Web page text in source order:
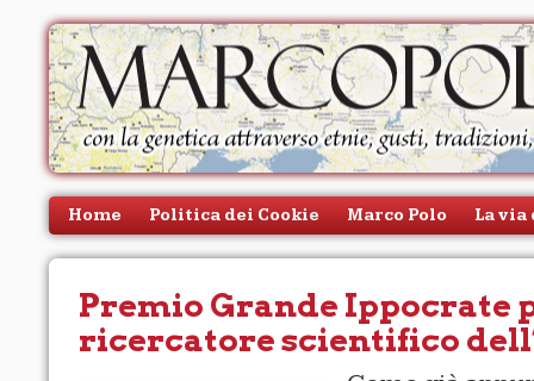
Home Politica dei Cookie Marco Polo La via
persone Contatti
Premio Grande Ippocrate
ricercatore scientifico